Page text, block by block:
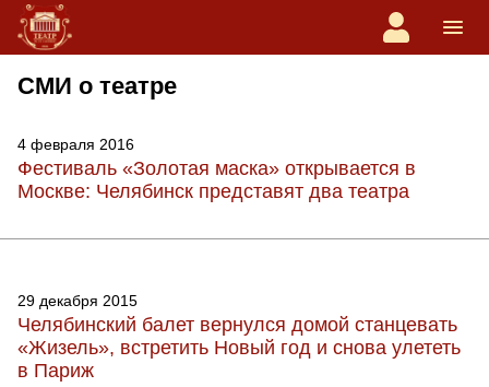
СМИ о театре
4 февраля 2016
Фестиваль «Золотая маска» открывается в
Москве: Челябинск представят два театра
29 декабря 2015
Челябинский балет вернулся домой станцевать
«Жизель», встретить Новый год и снова улететь
в Париж